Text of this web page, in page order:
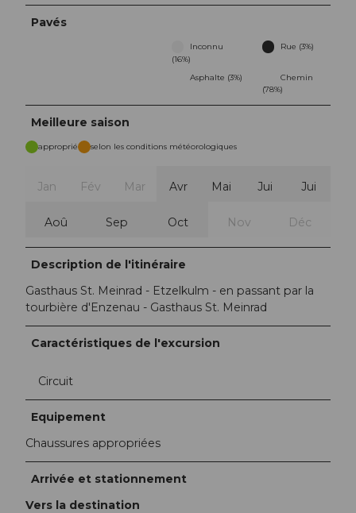
Pavés
Inconnu
(16%)
Rue (3%)
Asphalte (3%)
Chemin
(78%)
Meilleure saison
approprié selon les conditions météorologiques
Jan Fév Mar Avr Mai Jui Jui
Aoû Sep Oct Nov Déc
Description de l'itinéraire
Gasthaus St. Meinrad - Etzelkulm - en passant par la
tourbière d'Enzenau - Gasthaus St. Meinrad
Caractéristiques de l'excursion
Circuit
Equipement
Chaussures appropriées
Arrivée et stationnement
Vers la destination